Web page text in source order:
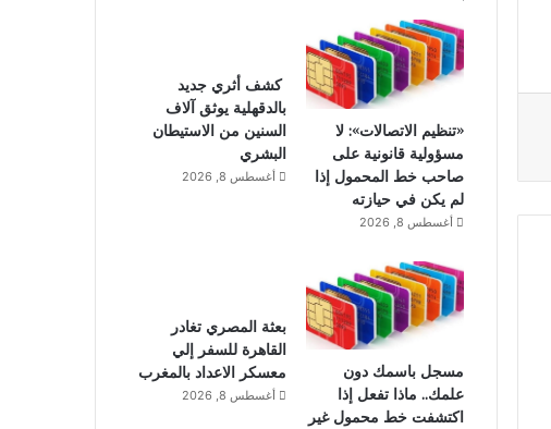
«تنظيم الاتصالات»: لا
مسؤولية قانونية على
صاحب خط المحمول إذا
لم يكن في حيازته
أغسطس 8, 2026
كشف أثري جديد
بالدقهلية يوثق آلاف
السنين من الاستيطان
البشري
أغسطس 8, 2026
مسجل باسمك دون
علمك.. ماذا تفعل إذا
اكتشفت خط محمول غير
بعثة المصري تغادر
القاهرة للسفر إلي
معسكر الاعداد بالمغرب
أغسطس 8, 2026